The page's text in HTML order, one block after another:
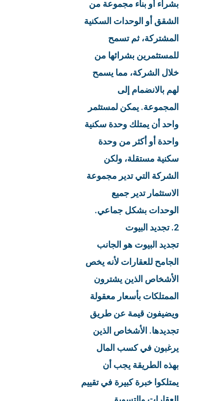
بشراء أو بناء مجموعة من
الشقق أو الوحدات السكنية
المشتركة، ثم تسمح
للمستثمرين بشرائها من
خلال الشركة، مما يسمح
لهم بالانضمام إلى
المجموعة. يمكن لمستثمر
واحد أن يمتلك وحدة سكنية
واحدة أو أكثر من وحدة
سكنية مستقلة، ولكن
الشركة التي تدير مجموعة
الاستثمار تدير جميع
الوحدات بشكل جماعي.
2. تجديد البيوت
تجديد البيوت هو الجانب
الجامح للعقارات لأنه يخص
الأشخاص الذين يشترون
الممتلكات بأسعار معقولة
ويضيفون قيمة عن طريق
تجديدها. الأشخاص الذين
يرغبون في كسب المال
بهذه الطريقة يجب أن
يمتلكوا خبرة كبيرة في تقييم